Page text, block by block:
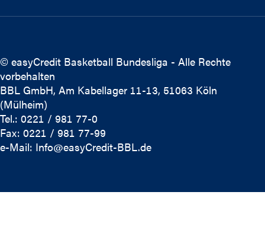
© easyCredit Basketball Bundesliga - Alle Rechte
vorbehalten
BBL GmbH, Am Kabellager 11-13, 51063 Köln
(Mülheim)
Tel.: 0221 / 981 77-0
Fax: 0221 / 981 77-99
e-Mail: Info@easyCredit-BBL.de